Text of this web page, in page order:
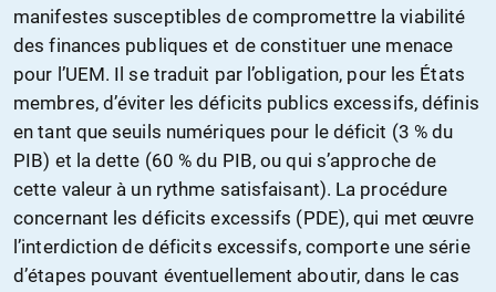
manifestes susceptibles de compromettre la viabilité
des finances publiques et de constituer une menace
pour l’UEM. Il se traduit par l’obligation, pour les États
membres, d’éviter les déficits publics excessifs, définis
en tant que seuils numériques pour le déficit (3 % du
PIB) et la dette (60 % du PIB, ou qui s’approche de
cette valeur à un rythme satisfaisant). La procédure
concernant les déficits excessifs (PDE), qui met œuvre
l’interdiction de déficits excessifs, comporte une série
d’étapes pouvant éventuellement aboutir, dans le cas